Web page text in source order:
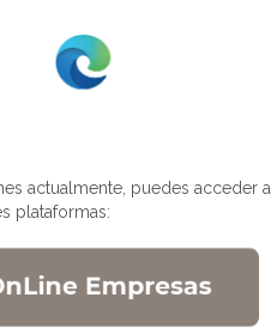
actualmente, puedes acceder a
plataformas: